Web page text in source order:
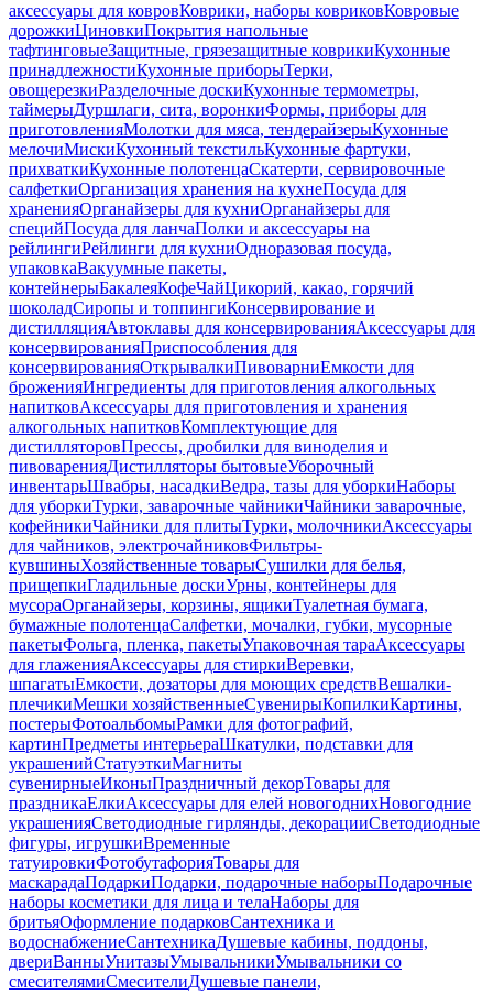
аксессуары для ковровКоврики, наборы ковриковКовровые
дорожкиЦиновкиПокрытия напольные
тафтинговыеЗащитные, грязезащитные коврикиКухонные
принадлежностиКухонные приборыТерки,
овощерезкиРазделочные доскиКухонные термометры,
таймерыДуршлаги, сита, воронкиФормы, приборы для
приготовленияМолотки для мяса, тендерайзерыКухонные
мелочиМискиКухонный текстильКухонные фартуки,
прихваткиКухонные полотенцаСкатерти, сервировочные
салфеткиОрганизация хранения на кухнеПосуда для
храненияОрганайзеры для кухниОрганайзеры для
специйПосуда для ланчаПолки и аксессуары на
рейлингиРейлинги для кухниОдноразовая посуда,
упаковкаВакуумные пакеты,
контейнерыБакалеяКофеЧайЦикорий, какао, горячий
шоколадСиропы и топпингиКонсервирование и
дистилляцияАвтоклавы для консервированияАксессуары для
консервированияПриспособления для
консервированияОткрывалкиПивоварниЕмкости для
броженияИнгредиенты для приготовления алкогольных
напитковАксессуары для приготовления и хранения
алкогольных напитковКомплектующие для
дистилляторовПрессы, дробилки для виноделия и
пивоваренияДистилляторы бытовыеУборочный
инвентарьШвабры, насадкиВедра, тазы для уборкиНаборы
для уборкиТурки, заварочные чайникиЧайники заварочные,
кофейникиЧайники для плитыТурки, молочникиАксессуары
для чайников, электрочайниковФильтры-
кувшиныХозяйственные товарыСушилки для белья,
прищепкиГладильные доскиУрны, контейнеры для
мусораОрганайзеры, корзины, ящикиТуалетная бумага,
бумажные полотенцаСалфетки, мочалки, губки, мусорные
пакетыФольга, пленка, пакетыУпаковочная тараАксессуары
для глаженияАксессуары для стиркиВеревки,
шпагатыЕмкости, дозаторы для моющих средствВешалки-
плечикиМешки хозяйственныеСувенирыКопилкиКартины,
постерыФотоальбомыРамки для фотографий,
картинПредметы интерьераШкатулки, подставки для
украшенийСтатуэткиМагниты
сувенирныеИконыПраздничный декорТовары для
праздникаЕлкиАксессуары для елей новогоднихНовогодние
украшенияСветодиодные гирлянды, декорацииСветодиодные
фигуры, игрушкиВременные
татуировкиФотобутафорияТовары для
маскарадаПодаркиПодарки, подарочные наборыПодарочные
наборы косметики для лица и телаНаборы для
бритьяОформление подарковСантехника и
водоснабжениеСантехникаДушевые кабины, поддоны,
двериВанныУнитазыУмывальникиУмывальники со
смесителямиСмесителиДушевые панели,